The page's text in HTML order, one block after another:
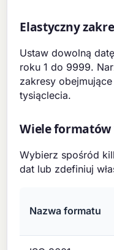
Elastyczny
Ustaw dowolną
roku 1 do 9999.
zakresy
tysiąclecia.
Wiele
Wybierz spośród
dat lub zdefiniuj
Nazwa formatu